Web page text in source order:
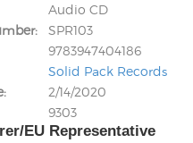
Audio CD
SPR103
9783947404186
Solid Pack Records
2/14/2020
9303
EU Representative